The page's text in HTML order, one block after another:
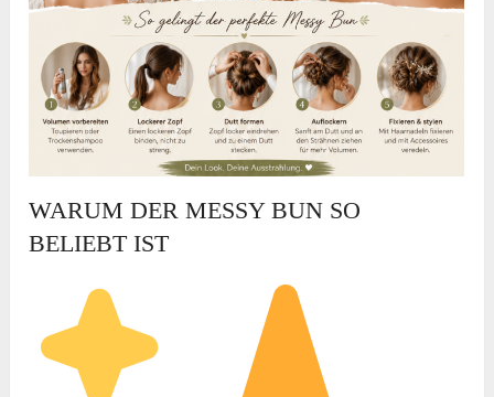
WARUM DER MESSY BUN SO
BELIEBT IST